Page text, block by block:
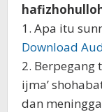
1. Apa itu
Download
2. Berpegang
ijma’
dan